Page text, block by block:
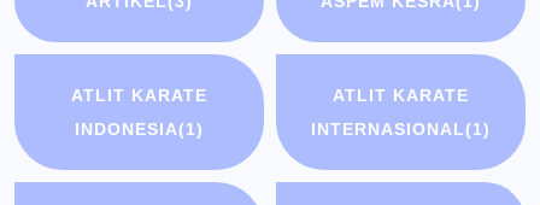
ATLIT KARATE
INDONESIA(1)
ATLIT KARATE
INTERNASIONAL(1)